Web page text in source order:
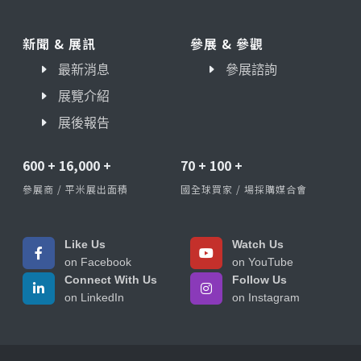
新聞 & 展訊
最新消息
展覽介紹
展後報告
參展 & 參觀
參展諮詢
600 + 16,000 +
參展商 / 平米展出面積
70 + 100 +
國全球買家 / 場採購媒合會
Like Us
on Facebook
Watch Us
on YouTube
Connect With Us
on LinkedIn
Follow Us
on Instagram